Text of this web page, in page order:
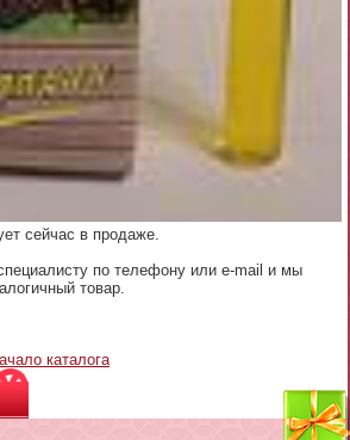
сейчас в продаже.
по телефону или e-mail и мы
товар.
каталога